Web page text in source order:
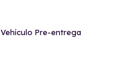
Vehículo Pre-entrega